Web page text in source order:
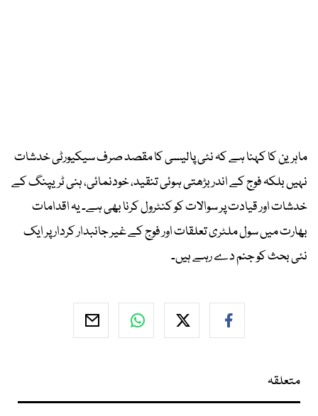
ماہرین کا کہنا ہے کہ نئی پالیسی کا مقصد صرف سیکیورٹی خدشات
نہیں بلکہ فوج کے اندر بڑھتی ہوئی تنقید، خودنمائی، ہنی ٹریپنگ کے
خدشات اور قیادت پر سوالات کو کنٹرول کرنا بھی ہے۔ یہ اقدامات
بھارت میں سول ملٹری تعلقات اور فوج کے غیر جانبدار کردار پر ایک
نئی بحث کو جنم دے رہے ہیں۔
متعلقہ